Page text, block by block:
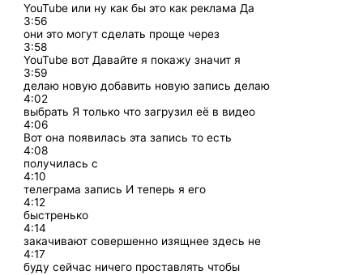
YouTube или ну как бы это как реклама Да
3:56
они это могут сделать проще через
3:58
YouTube вот Давайте я покажу значит я
3:59
делаю новую добавить новую запись делаю
4:02
выбрать Я только что загрузил её в видео
4:06
Вот она появилась эта запись то есть
4:08
получилась с
4:10
телеграма запись И теперь я его
4:12
быстренько
4:14
закачивают совершенно изящнее здесь не
4:17
буду сейчас ничего проставлять чтобы